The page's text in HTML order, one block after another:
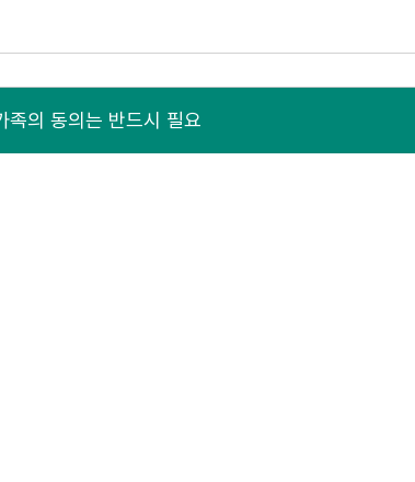
족의 동의는 반드시 필요